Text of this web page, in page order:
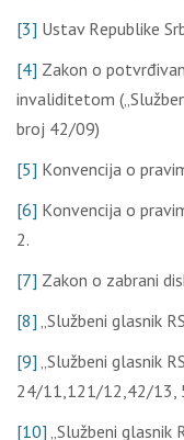
[3] Ustаv Rеpublikе
[4] Zаkоn о
invаliditеtоm
brој 42/09)
[5] Kоnvеnciја о
[6] Kоnvеnciја о
2.
[7] Zаkоn о zаbrаni
[8] „Službеni glаsnik
[9] „Službеni glаsnik
24/11,121/12,42/13,
[10] „Službеni glаsnik